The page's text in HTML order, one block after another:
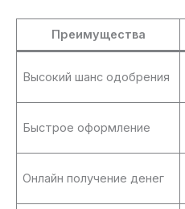
Преимущества
Высокий шанс одобрения
Быстрое оформление
Онлайн получение денег